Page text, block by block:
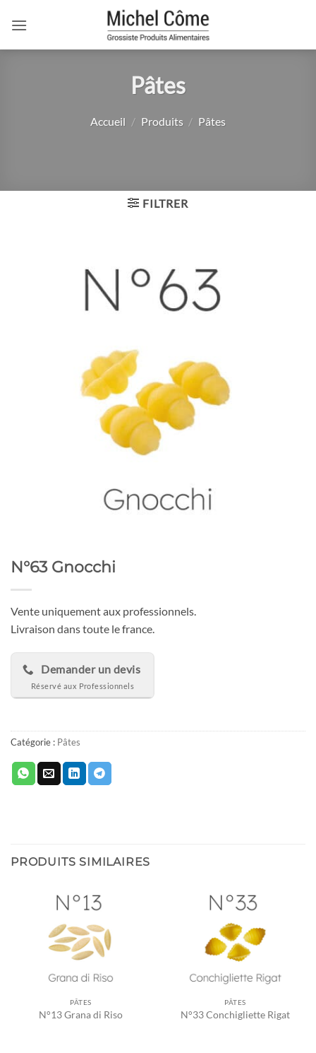
Pâtes
Accueil / Produits / Pâtes
FILTRER
N°63 Gnocchi
Vente uniquement aux professionnels.
Livraison dans toute le france.
Demander un devis
Catégorie : Pâtes
PRODUITS SIMILAIRES
PÂTES
N°13 Grana di Riso
PÂTES
N°33 Conchigliette Rigat